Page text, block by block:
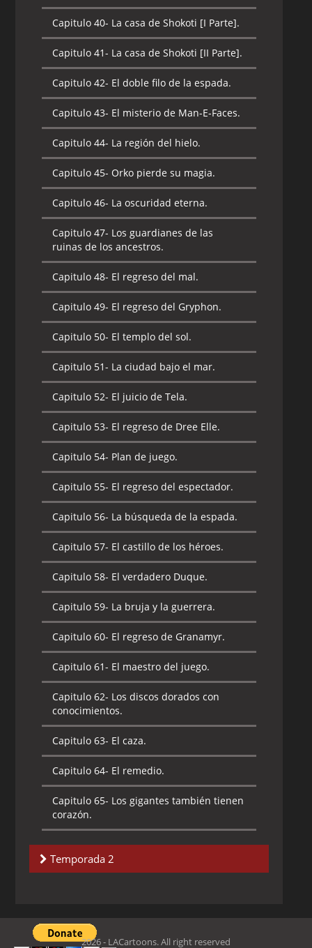
Capitulo 40- La casa de Shokoti [I Parte].
Capitulo 41- La casa de Shokoti [II Parte].
Capitulo 42- El doble filo de la espada.
Capitulo 43- El misterio de Man-E-Faces.
Capitulo 44- La región del hielo.
Capitulo 45- Orko pierde su magia.
Capitulo 46- La oscuridad eterna.
Capitulo 47- Los guardianes de las
ruinas de los ancestros.
Capitulo 48- El regreso del mal.
Capitulo 49- El regreso del Gryphon.
Capitulo 50- El templo del sol.
Capitulo 51- La ciudad bajo el mar.
Capitulo 52- El juicio de Tela.
Capitulo 53- El regreso de Dree Elle.
Capitulo 54- Plan de juego.
Capitulo 55- El regreso del espectador.
Capitulo 56- La búsqueda de la espada.
Capitulo 57- El castillo de los héroes.
Capitulo 58- El verdadero Duque.
Capitulo 59- La bruja y la guerrera.
Capitulo 60- El regreso de Granamyr.
Capitulo 61- El maestro del juego.
Capitulo 62- Los discos dorados con
conocimientos.
Capitulo 63- El caza.
Capitulo 64- El remedio.
Capitulo 65- Los gigantes también tienen
corazón.
Temporada 2
Capitulo 2-La bestia de la energía.
2026 - LACartoons. All right reserved